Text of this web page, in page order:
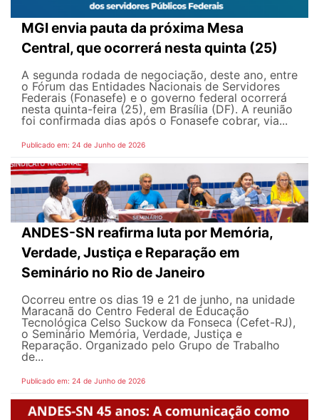
MGI envia pauta da próxima Mesa
Central, que ocorrerá nesta quinta (25)
A segunda rodada de negociação, deste ano, entre
o Fórum das Entidades Nacionais de Servidores
Federais (Fonasefe) e o governo federal ocorrerá
nesta quinta-feira (25), em Brasília (DF). A reunião
foi confirmada dias após o Fonasefe cobrar, via...
Publicado em: 24 de Junho de 2026
ANDES-SN reafirma luta por Memória,
Verdade, Justiça e Reparação em
Seminário no Rio de Janeiro
Ocorreu entre os dias 19 e 21 de junho, na unidade
Maracanã do Centro Federal de Educação
Tecnológica Celso Suckow da Fonseca (Cefet-RJ),
o Seminário Memória, Verdade, Justiça e
Reparação. Organizado pelo Grupo de Trabalho
de...
Publicado em: 24 de Junho de 2026